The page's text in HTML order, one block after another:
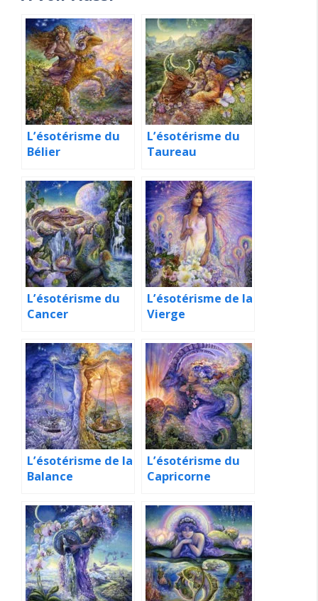
L’ésotérisme du
Bélier
L’ésotérisme du
Taureau
L’ésotérisme du
Cancer
L’ésotérisme de la
Vierge
L’ésotérisme de la
Balance
L’ésotérisme du
Capricorne